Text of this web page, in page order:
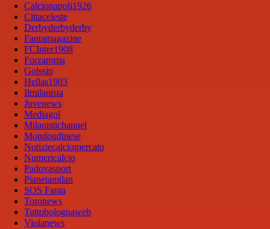
Calcionapoli1926
Cittaceleste
Derbyderbyderby
Fantamagazine
FCInter1908
Forzaroma
Golssip
Hellas1903
Ilmilanista
Juvenews
Mediagol
Milanistichannel
Mondoudinese
Notiziecalciomercato
Numericalcio
Padovasport
Pianetamilan
SOS Fanta
Toronews
Tuttobolognaweb
Violanews